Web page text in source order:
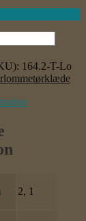
164.2-T-Lo
2, 1